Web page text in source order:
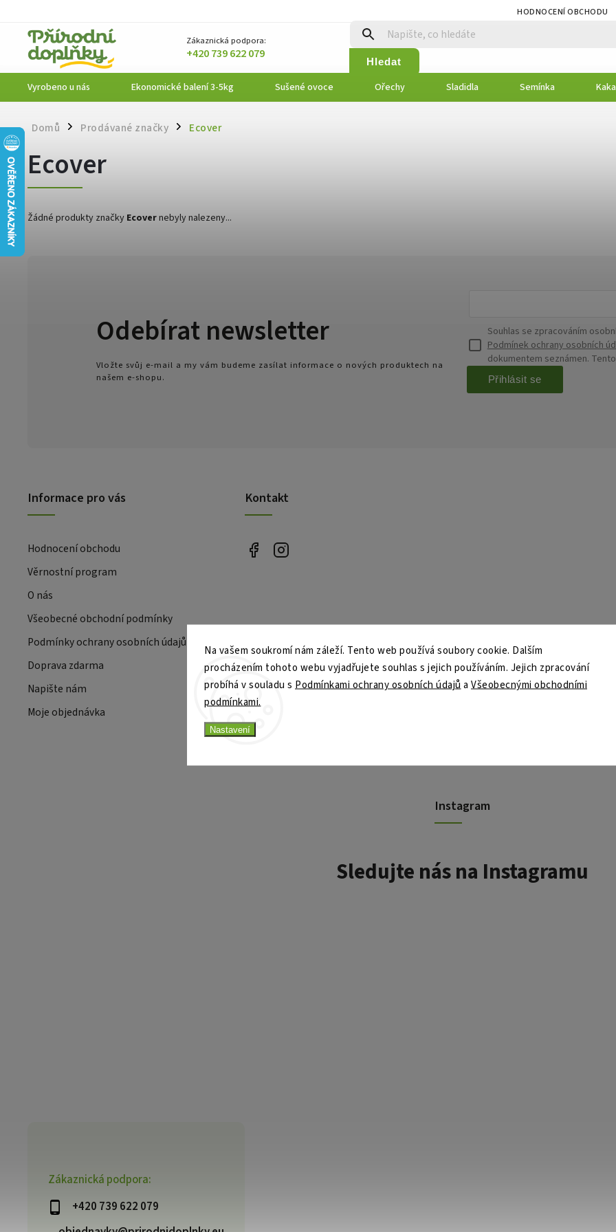
Na vašem soukromí nám záleží. Tento web používá soubory cookie. Dalším
procházením tohoto webu vyjadřujete souhlas s jejich používáním. Jejich zpracování
probíhá v souladu s Podmínkami ochrany osobních údajů a Všeobecnými obchodními
podmínkami.
Nastavení
HODNOCENÍ OBCHODU
Zákaznická podpora:
+420 739 622 079 Hledat
Vyrobeno u nás Ekonomické balení 3-5kg Sušené ovoce Ořechy Sladidla Semínka
Domů / Prodávané značky / Ecover
Ecover
Žádné produkty značky Ecovernebyly nalezeny...
Zákaznická podpora:
+420 739 622 079
Odebírat newsletter
Vložte svůj e-mail a my vám budeme zasílat informace o nových produktech na
našem e-shopu.
Souhlas se zpracováním
Podmínek ochrany osobních
dokumentem seznámen.
Přihlásit se
Informace pro vás
Hodnocení obchodu
Věrnostní program
O nás
Všeobecné obchodní podmínky
Podmínky ochrany osobních údajů
Doprava zdarma
Napište nám
Moje objednávka
Kontakt
Instagram
Sledujte nás na Instagramu